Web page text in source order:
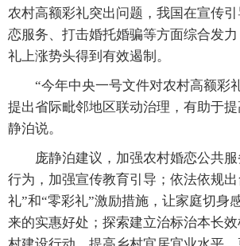
农村高额彩礼突出问题，我国在宣传
恋服务、打击婚托婚骗等方面综合发
礼上涨势头得到有效遏制。
“今年中央一号文件对农村高额彩礼
提出省际毗邻地区联动治理，有助于
静泊说。
庞静泊建议，加强农村婚恋公共服
行为，加强宣传教育引导；依法依规
礼”和“零彩礼”激励措施，让家庭切身
来的实惠好处；探索建立治标治本长